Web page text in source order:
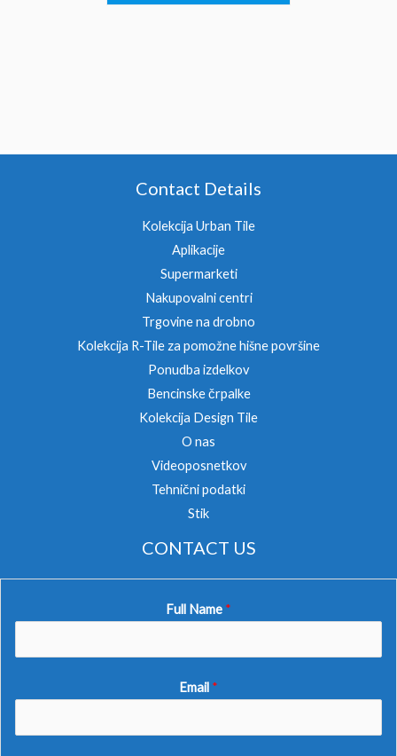
Contact Details
Kolekcija Urban Tile
Aplikacije
Supermarketi
Nakupovalni centri
Trgovine na drobno
Kolekcija R-Tile za pomožne hišne površine
Ponudba izdelkov
Bencinske črpalke
Kolekcija Design Tile
O nas
Videoposnetkov
Tehnični podatki
Stik
CONTACT US
Full Name *
Email *